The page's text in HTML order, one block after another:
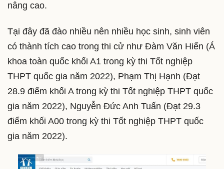
nâng cao.
Tại đây đã đào nhiều nên nhiều học sinh, sinh viên
có thành tích cao trong thi cử như Đàm Văn Hiển (Á
khoa toàn quốc khối A1 trong kỳ thi Tốt nghiệp
THPT quốc gia năm 2022), Phạm Thị Hạnh (Đạt
28.9 điểm khối A trong kỳ thi Tốt nghiệp THPT quốc
gia năm 2022), Nguyễn Đức Anh Tuấn (Đạt 29.3
điểm khối A00 trong kỳ thi Tốt nghiệp THPT quốc
gia năm 2022).